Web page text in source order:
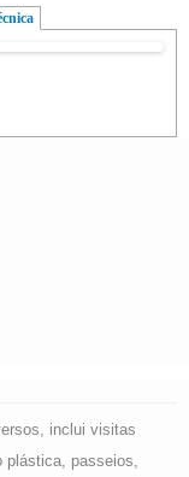
inclui visitas
plástica, passeios,